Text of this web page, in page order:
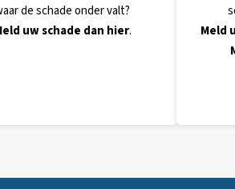
de schade onder valt?
uw schade dan hier.
Meld